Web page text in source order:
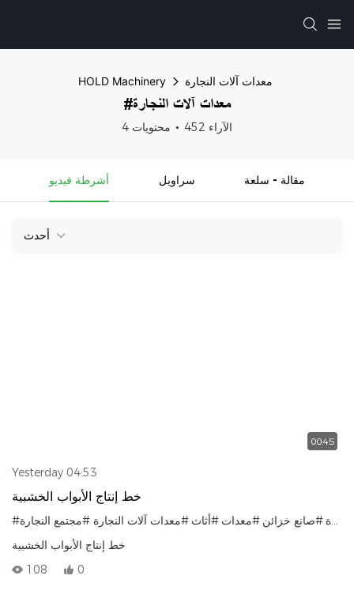
HOLD Machinery معدات آلات النجارة
#معدات آلات النجارة
4 محتويات 452 الآراء
أشرطة فيديو سراويل مقالة - سلعة
أحدث
00:45
Yesterday 04:53
خط إنتاج الأبواب الخشبية
#النجارة #صانع خزائن #معدات #أثاث #معدات آلات النجارة #مجتمع النجارة
خط إنتاج الأبواب الخشبية
108
0